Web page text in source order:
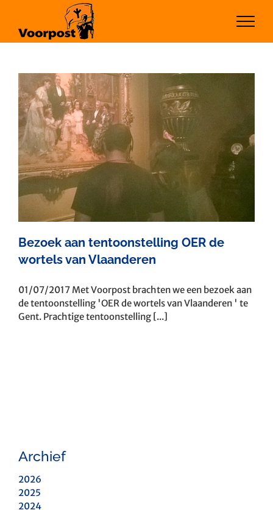
inhoud
Bezoek aan tentoonstelling OER de
wortels van Vlaanderen
01/07/2017 Met Voorpost brachten we een bezoek aan
de tentoonstelling 'OER de wortels van Vlaanderen ' te
Gent. Prachtige tentoonstelling [...]
Archief
2026
2025
2024